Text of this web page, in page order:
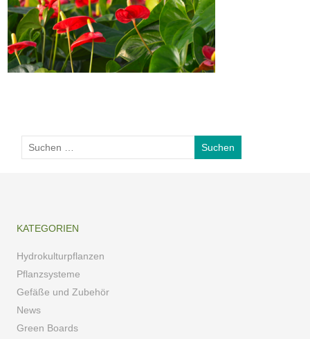
KATEGORIEN
Hydrokulturpflanzen
Pflanzsysteme
Gefäße und Zubehör
News
Green Boards